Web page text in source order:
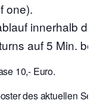
one).
innerhalb
auf 5 Min.
10,- Euro.
des aktuellen